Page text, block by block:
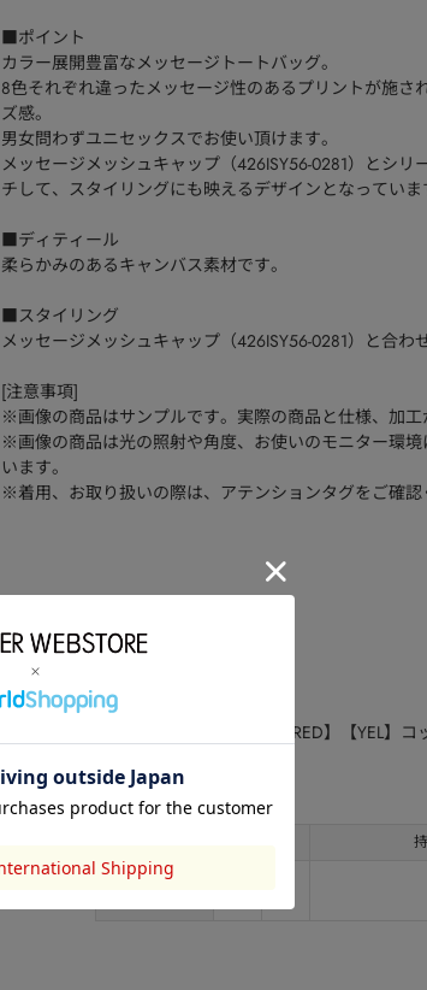
■ポイント
カラー展開豊富なメッセージトートバッグ。
8色それぞれ違ったメッセージ性のあるプリントが施さ
ズ感。
男女問わずユニセックスでお使い頂けます。
メッセージメッシュキャップ（426ISY56-0281）とシ
チして、スタイリングにも映えるデザインとなっていま
■ディティール
柔らかみのあるキャンバス素材です。
■スタイリング
メッセージメッシュキャップ（426ISY56-0281）と合わ
[注意事項]
※画像の商品はサンプルです。実際の商品と仕様、加工
※画像の商品は光の照射や角度、お使いのモニター環
います。
※着用、お取り扱いの際は、アテンションタグをご確認
品番 426ISY55-0291
素材
【BLU】【BRN】【L/BLU】【ORG】【RED】【YEL】
ヨンその他
サイズ